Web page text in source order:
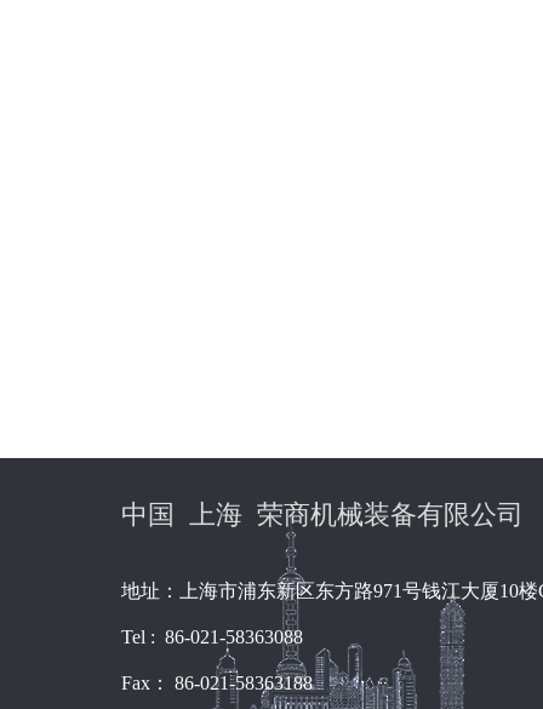
中国 上海 荣商机械装备有限公司
地址：上海市浦东新区东方路971号钱江大厦10楼
Tel : 86-021-58363088
Fax： 86-021-58363188